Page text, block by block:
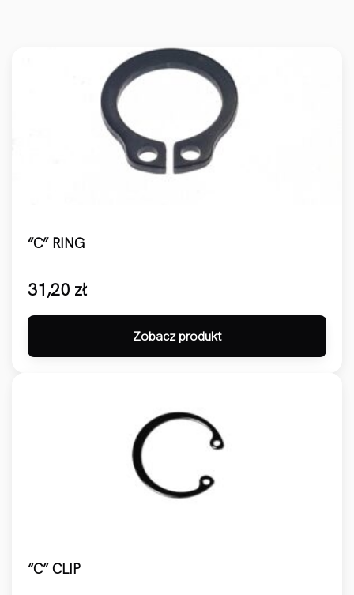
“C” RING
31,20 zł
Zobacz produkt
“C” CLIP